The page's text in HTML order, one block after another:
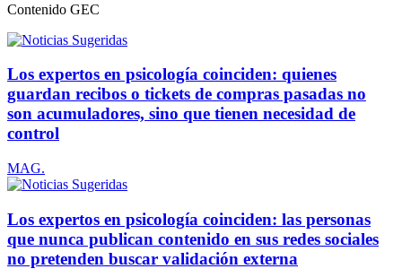
Contenido GEC
Los expertos en psicología coinciden: quienes
guardan recibos o tickets de compras pasadas no
son acumuladores, sino que tienen necesidad de
control
MAG.
Los expertos en psicología coinciden: las personas
que nunca publican contenido en sus redes sociales
no pretenden buscar validación externa